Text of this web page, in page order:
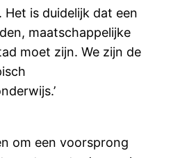
is duidelijk dat een
maatschappelijke
moet zijn. We zijn de
om een voorsprong